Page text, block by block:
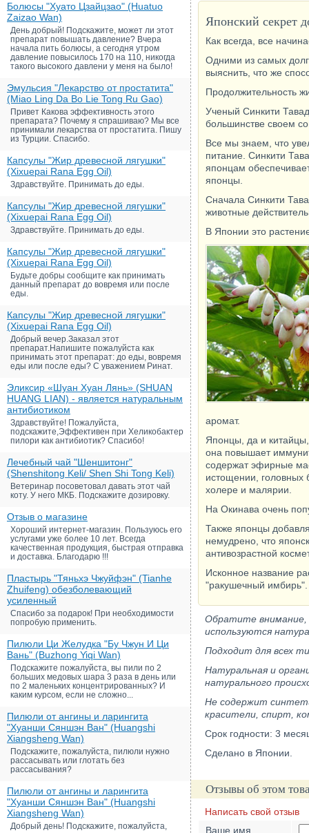
Болюсы "Хуато Цзайцзао" (Huatuo
Zaizao Wan)
День добрый! Подскажите, может ли этот
препарат повышать давление? Вчера
начала пить болюсы, а сегодня утром
давление повысилось 170 на 110, никогда
такого высокого давлени у меня на было!
Эмульсия "Лекарство от простатита"
(Miao Ling Da Bo Lie Tong Ru Gao)
Привет Какова эффективность этого
препарата? Почему я спрашиваю? Мы все
принимали лекарства от простатита. Пишу
из Турции. Спасибо.
Капсулы "Жир древесной лягушки"
(Xixuepai Rana Egg Oil)
Здравствуйте. Принимать до еды.
Капсулы "Жир древесной лягушки"
(Xixuepai Rana Egg Oil)
Здравствуйте. Принимать до еды.
Капсулы "Жир древесной лягушки"
(Xixuepai Rana Egg Oil)
Будьте добры сообщите как принимать
данный препарат до вовремя или после
еды.
Капсулы "Жир древесной лягушки"
(Xixuepai Rana Egg Oil)
Добрый вечер.Заказал этот
препарат.Напишите пожалуйста как
принимать этот препарат: до еды, вовремя
еды или после еды? С уважением Ринат.
Эликсир «Шуан Хуан Лянь» (SHUAN
HUANG LIAN) - является натуральным
антибиотиком
Здравствуйте! Пожалуйста,
подскажите,Эффективен при Хеликобактер
пилори как антибиотик? Спасибо!
Лечебный чай "Шеншитонг"
(Shenshitong Keli/ Shen Shi Tong Keli)
Ветеринар посоветовал давать этот чай
коту. У него МКБ. Подскажите дозировку.
Отзыв о магазине
Хороший интернет-магазин. Пользуюсь его
услугами уже более 10 лет. Всегда
качественная продукция, быстрая отправка
и доставка. Благодарю !!!
Пластырь "Тяньхэ Чжуйфэн" (Tianhe
Zhuifeng) обезболевающий
усиленный
Спасибо за подарок! При необходимости
попробую применить.
Пилюли Ци Желудка "Бу Чжун И Ци
Вань" (Buzhong Yiqi Wan)
Подскажите пожалуйста, вы пили по 2
больших медовых шара 3 раза в день или
по 2 маленьких концентрированных? И
каким курсом, если не сложно...
Пилюли от ангины и ларингита
"Хуанши Сяншэн Ван" (Huangshi
Xiangsheng Wan)
Подскажите, пожалуйста, пилюли нужно
рассасывать или глотать без
рассасывания?
Пилюли от ангины и ларингита
"Хуанши Сяншэн Ван" (Huangshi
Xiangsheng Wan)
Добрый день! Подскажите, пожалуйста,
Японский секрет
Как всегда, все
Одними из самых
выяснить, что же
Продолжительность
Ученый Синкити
большинстве своем
Все мы знаем, что
питание. Синкити
японцам
японцы.
Сначала Синкити
животные
В Японии это
аромат.
Японцы, да и
она повышает
содержат эфирные
истощении, головных
холере и малярии.
На Окинава очень
Также японцы
немудрено, что
антивозрастной
Исконное название
"ракушечный имбирь".
Обратите внимание,
используются
Подходит для всех
Натуральная и
натурального
Не содержит
красители, спирт,
Срок годности: 3
Сделано в Японии.
Отзывы об этом
Написать свой отзыв
Ваше имя